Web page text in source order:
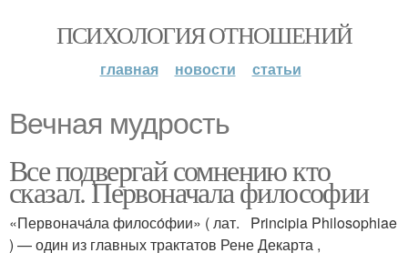
ПСИХОЛОГИЯ ОТНОШЕНИЙ
главная новости статьи
Вечная мудрость
Все подвергай сомнению кто
сказал. Первоначала философии
«Первонача́ла филосо́фии» ( лат. Principia Philosophiae
) — один из главных трактатов Рене Декарта ,